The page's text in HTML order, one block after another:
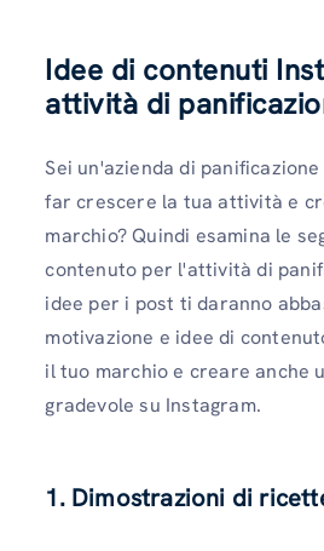
Idee di contenuti
attività di
Sei un'azienda di
far crescere la tua attività e
marchio? Quindi esamina le
contenuto per l'attività di
idee per i post ti daranno
motivazione e idee di
il tuo marchio e creare anche
gradevole su Instagram.
1. Dimostrazioni di